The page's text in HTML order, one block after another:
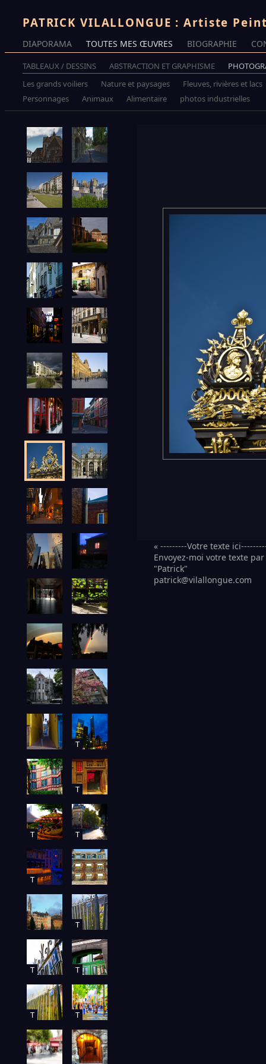
PATRICK VILALLONGUE : Artiste
DIAPORAMA TOUTES MES ŒUVRES BIOGRAPHIE
TABLEAUX / DESSINS ABSTRACTION ET GRAPHISME
Les grands voiliers
Nature et paysages
Fleuves, rivières et lacs
Personnages
Animaux Alimentaire photos industrielles
T
T
T T
T
T
T T
T T
« ---------Votre texte
Envoyez-moi votre texte
"Patrick"
patrick@vilallongue.com